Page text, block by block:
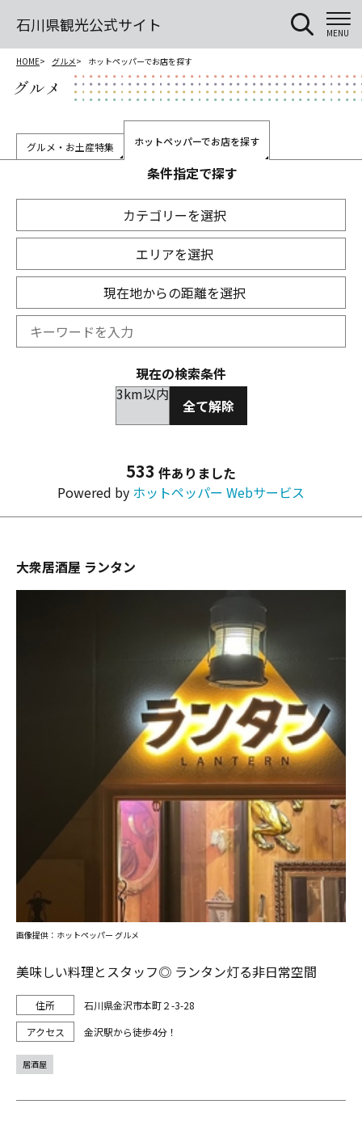
石川県観光公式サイト MENU
HOME グルメ ホットペッパーでお店を探す
グルメ
グルメ・お土産特集 ホットペッパーでお店を探す
条件指定で探す
カテゴリーを選択
エリアを選択
現在地からの距離を選択
現在の検索条件
3km以内
全て解除
533 件ありました
Powered by ホットペッパー Webサービス
大衆居酒屋 ランタン
美味しい料理とスタッフ◎ ランタン灯る非日常空間
石川県金沢市本町２-3-28
金沢駅から徒歩4分！
画像提供：ホットペッパー グルメ
居酒屋